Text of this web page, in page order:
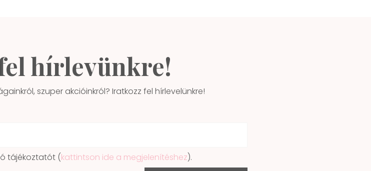
hírlevünkre!
szuper akcióinkról? Iratkozz fel hírlevelünkre!
tájékoztatót (kattintson ide a megjelenítéshez).